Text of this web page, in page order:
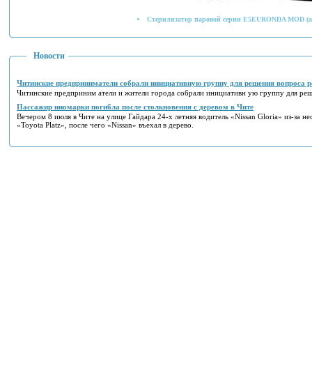
Стерилизатор паровой серии E5EURONDA MOD
Новости
Читинские предприниматели собрали инициативную группу для решения вопроса
Читинские предприним атели и жители города собрали инициативн ую группу для
Пассажир иномарки погибла после столкновения с деревом в Чите
Вечером 8 июля в Чите на улице Гайдара 24-х летняя водитель «Nissan Gloria» из-за
«Toyota Platz», после чего «Nissan» въехал в дерево.